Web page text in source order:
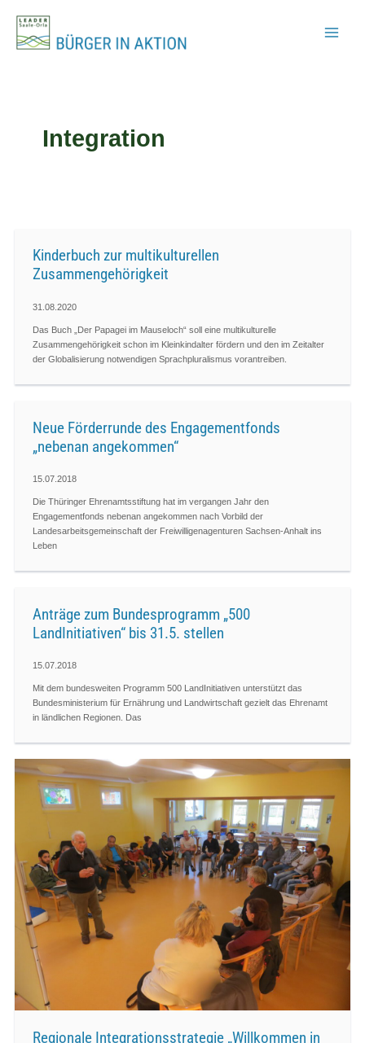
Inhalt
springen
Integration
Kinderbuch zur multikulturellen
Zusammengehörigkeit
31.08.2020
Das Buch „Der Papagei im Mauseloch“ soll eine multikulturelle
Zusammengehörigkeit schon im Kleinkindalter fördern und den im Zeitalter
der Globalisierung notwendigen Sprachpluralismus vorantreiben.
Neue Förderrunde des Engagementfonds
„nebenan angekommen“
15.07.2018
Die Thüringer Ehrenamtsstiftung hat im vergangen Jahr den
Engagementfonds nebenan angekommen nach Vorbild der
Landesarbeitsgemeinschaft der Freiwilligenagenturen Sachsen-Anhalt ins
Leben
Anträge zum Bundesprogramm „500
LandInitiativen“ bis 31.5. stellen
15.07.2018
Mit dem bundesweiten Programm 500 LandInitiativen unterstützt das
Bundesministerium für Ernährung und Landwirtschaft gezielt das Ehrenamt
in ländlichen Regionen. Das
Regionale Integrationsstrategie „Willkommen in